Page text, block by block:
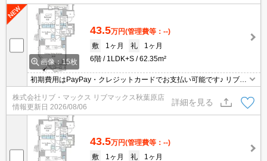
画像：15枚
43.5万円(管理費等：--)
敷
1ヶ月 礼
1ヶ月
6階
1LDK+S 62.35m²
初期費用はPayPay・クレジットカードでお支払い可能です♪ リブマ
ックスなら仲介手数料が賃料の55％でお得です♪ 沿線や近隣エリア
の物件もまとめてご紹介いたします。ぜひお問合せ下さい☆
株式会社リブ・マックス リブマックス秋葉原店
情報更新日 2026/08/06
詳細を見る
43.5万円(管理費等：--)
敷
1ヶ月 礼
1ヶ月